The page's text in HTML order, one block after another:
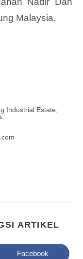
Malaysia.
Industrial Estate,
ARTIKEL
Facebook